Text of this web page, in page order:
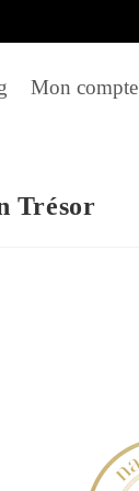
Mon compte
Trésor